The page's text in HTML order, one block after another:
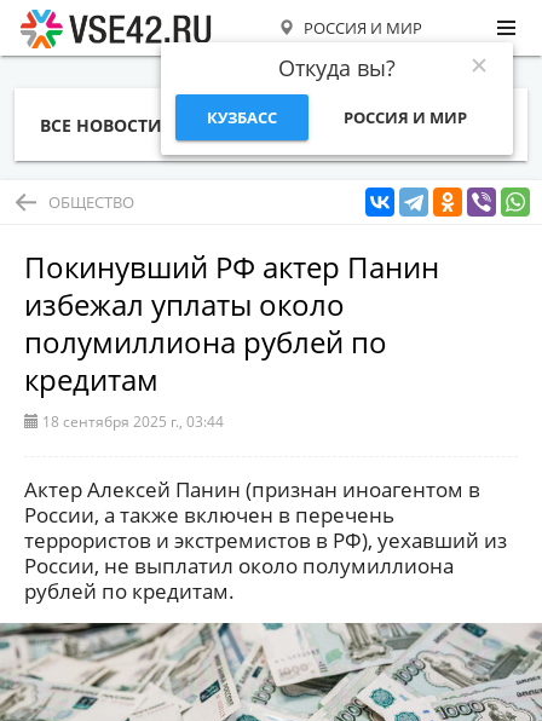
РОССИЯ И МИР
Откуда вы?
КУЗБАСС РОССИЯ И МИР
ВСЕ НОВОСТИ СТАТЬИ ТЕМЫ ФОТО
ОБЩЕСТВО
Покинувший РФ актер Панин
избежал уплаты около
полумиллиона рублей по
кредитам
18 сентября 2025 г., 03:44
Актер Алексей Панин (признан иноагентом в
России, а также включен в перечень
террористов и экстремистов в РФ), уехавший из
России, не выплатил около полумиллиона
рублей по кредитам.